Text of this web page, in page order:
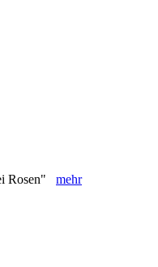
Rosen" mehr